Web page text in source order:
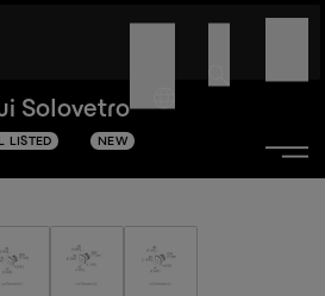
Solovetro
LISTED NEW